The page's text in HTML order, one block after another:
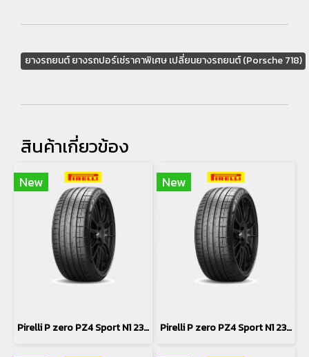
ยางรถยนต์ ยางรถปอร์เช่ราคาพิเศษ เปลี่ยนยางรถยนต์ (Porsche 718)
สินค้าเกี่ยวข้อง
New
Pirelli P zero PZ4 Sport N1 235/40R19
New
Pirelli P zero PZ4 Sport N1 235/35R20